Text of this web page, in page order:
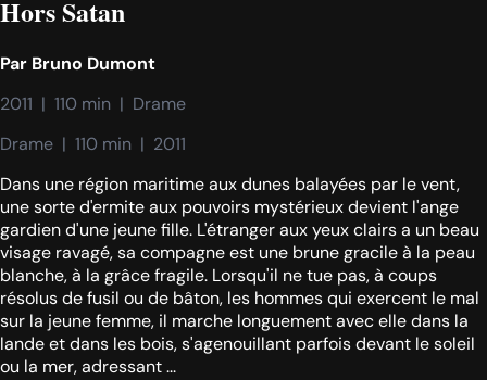
Hors Satan
Par Bruno Dumont
2011  |  110 min  |  Drame
Drame  |  110 min  |  2011
Dans une région maritime aux dunes balayées par le vent,
une sorte d'ermite aux pouvoirs mystérieux devient l'ange
gardien d'une jeune fille. L'étranger aux yeux clairs a un beau
visage ravagé, sa compagne est une brune gracile à la peau
blanche, à la grâce fragile. Lorsqu'il ne tue pas, à coups
résolus de fusil ou de bâton, les hommes qui exercent le mal
sur la jeune femme, il marche longuement avec elle dans la
lande et dans les bois, s'agenouillant parfois devant le soleil
ou la mer, adressant ...